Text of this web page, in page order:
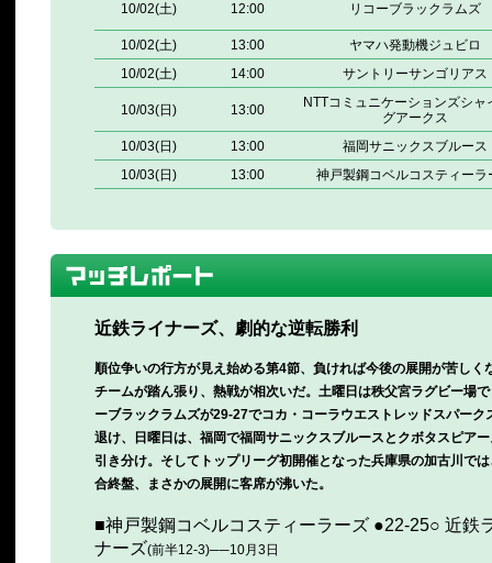
10/02(土) 12:00 リコーブラックラムズ
10/02(土) 13:00
ヤマハ発動機ジュビロ
10/02(土)
14:00 サントリーサンゴリアス
10/03(日) 13:00
NTTコミュニケーションズシャ
グアークス
10/03(日)
13:00
福岡サニックスブルース
10/03(日)
13:00 神戸製鋼コベルコスティーラ
近鉄ライナーズ、劇的な逆転勝利
順位争いの行方が見え始める第4節、負ければ今後の展開が苦しく
チームが踏ん張り、熱戦が相次いだ。土曜日は秩父宮ラグビー場
ーブラックラムズが29-27でコカ・コーラウエストレッドスパーク
退け、日曜日は、福岡で福岡サニックスブルースとクボタスピア
引き分け。そしてトップリーグ初開催となった兵庫県の加古川で
合終盤、まさかの展開に客席が沸いた。
■神戸製鋼コベルコスティーラーズ ●22-25○ 近鉄
ナーズ(前半12-3)──10月3日